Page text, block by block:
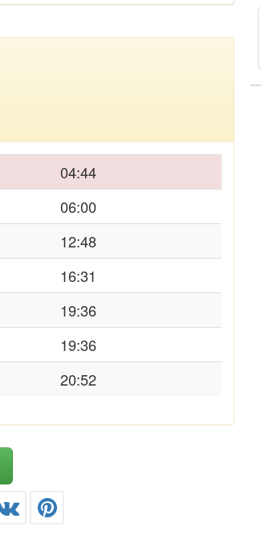
04:44
06:00
12:48
16:31
19:36
19:36
20:52